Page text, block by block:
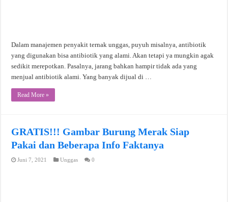
Dalam manajemen penyakit ternak unggas, puyuh misalnya, antibiotik
yang digunakan bisa antibiotik yang alami. Akan tetapi ya mungkin agak
sedikit merepotkan. Pasalnya, jarang bahkan hampir tidak ada yang
menjual antibiotik alami. Yang banyak dijual di …
Read More »
GRATIS!!! Gambar Burung Merak Siap
Pakai dan Beberapa Info Faktanya
Juni 7, 2021 Unggas 0